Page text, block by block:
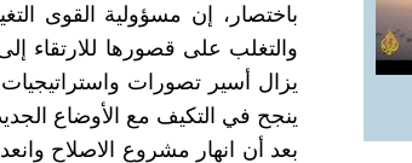
باختصار، إن مسؤولية القوى
والتغلب على قصورها للارتقاء
يزال أسير تصورات
ينجح في التكيف مع الأوضاع
بعد أن انهار مشروع الاصلاح